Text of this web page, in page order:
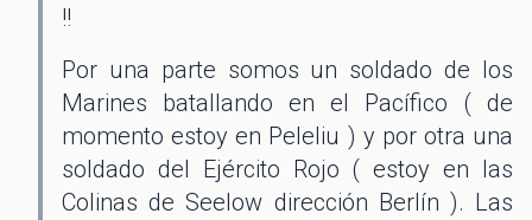
!!
Por una parte somos un soldado de los
Marines batallando en el Pacífico ( de
momento estoy en Peleliu ) y por otra una
soldado del Ejército Rojo ( estoy en las
Colinas de Seelow dirección Berlín ). Las